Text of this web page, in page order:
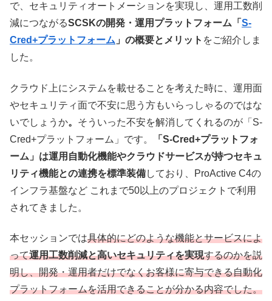
で、セキュリティオートメーションを実現し、運用工数削
減につながるSCSKの開発・運用プラットフォーム「 S-
Cred+プラットフォーム 」の概要とメリット をご紹介しま
した。
クラウド上にシステムを載せることを考えた時に、運用面
やセキュリティ面で不安に思う方もいらっしゃるのではな
いでしょうか。 そういった不安を解消してくれるのが「S-
Cred+プラットフォーム」です。
「S-Cred+プラットフォ
ーム」は運用自動化機能やクラウドサービスが持つセキュ
リティ機能との連携を標準装備しており、ProActive C4の
インフラ基盤など これまで50以上のプロジェクトで利用
されてきました。
本セッションでは具体的にどのような機能とサービスによ
って運用工数削減と高いセキュリティを実現するのかを説
明し、開発・運用者だけでなくお客様に寄与できる自動化
プラットフォームを活用できることが分かる内容でした。